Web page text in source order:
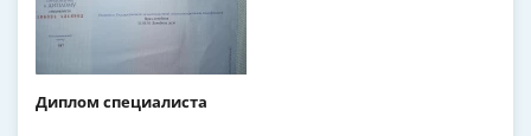
Диплом специалиста